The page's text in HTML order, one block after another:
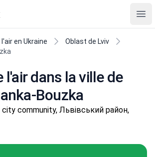
en Ukraine
Oblast de Lviv
l'air dans la ville de
Bouzka
city community, Львівський район,